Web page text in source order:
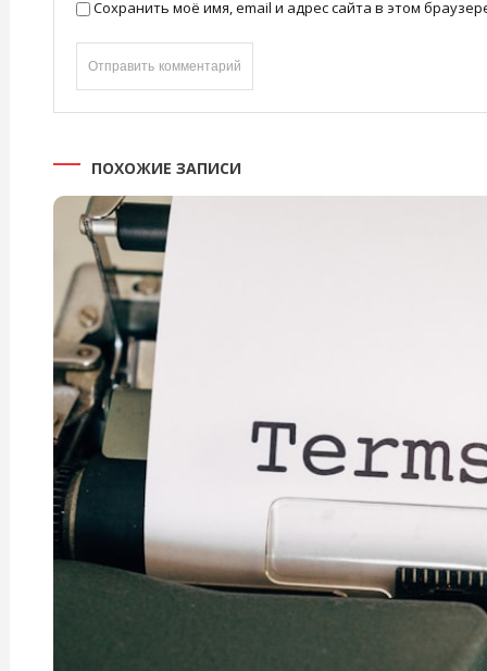
Сохранить моё имя, email и адрес сайта в этом
ПОХОЖИЕ ЗАПИСИ